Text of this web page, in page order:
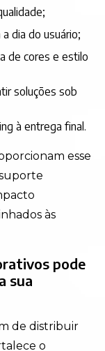
dia do usuário;
à entrega final.
esse
às
pode
sua
de distribuir
o